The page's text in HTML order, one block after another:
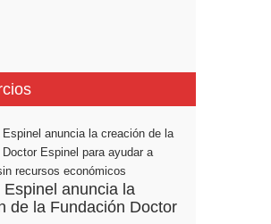
Espinel anuncia la
de la Fundación Doctor